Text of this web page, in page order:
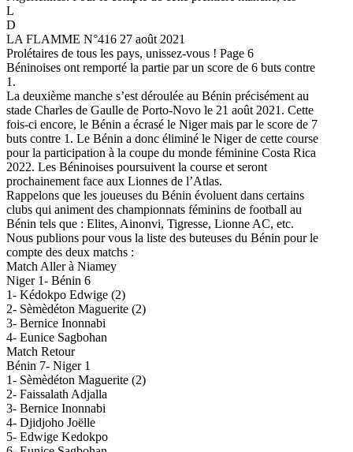
L
D
LA FLAMME N°416 27 août 2021
Prolétaires de tous les pays, unissez-vous ! Page 6
Béninoises ont remporté la partie par un score de 6 buts contre
1.
La deuxième manche s’est déroulée au Bénin précisément au
stade Charles de Gaulle de Porto-Novo le 21 août 2021. Cette
fois-ci encore, le Bénin a écrasé le Niger mais par le score de 7
buts contre 1. Le Bénin a donc éliminé le Niger de cette course
pour la participation à la coupe du monde féminine Costa Rica
2022. Les Béninoises poursuivent la course et seront
prochainement face aux Lionnes de l’Atlas.
Rappelons que les joueuses du Bénin évoluent dans certains
clubs qui animent des championnats féminins de football au
Bénin tels que : Elites, Ainonvi, Tigresse, Lionne AC, etc.
Nous publions pour vous la liste des buteuses du Bénin pour le
compte des deux matchs :
Match Aller à Niamey
Niger 1- Bénin 6
1- Kédokpo Edwige (2)
2- Sèmèdéton Maguerite (2)
3- Bernice Inonnabi
4- Eunice Sagbohan
Match Retour
Bénin 7- Niger 1
1- Sèmèdéton Maguerite (2)
2- Faissalath Adjalla
3- Bernice Inonnabi
4- Djidjoho Joëlle
5- Edwige Kedokpo